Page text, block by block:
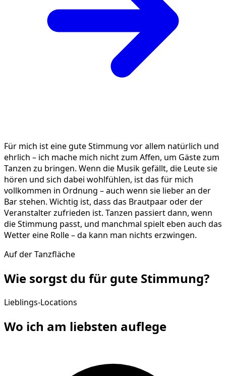
Für mich ist eine gute Stimmung vor allem natürlich und
ehrlich – ich mache mich nicht zum Affen, um Gäste zum
Tanzen zu bringen. Wenn die Musik gefällt, die Leute sie
hören und sich dabei wohlfühlen, ist das für mich
vollkommen in Ordnung – auch wenn sie lieber an der
Bar stehen. Wichtig ist, dass das Brautpaar oder der
Veranstalter zufrieden ist. Tanzen passiert dann, wenn
die Stimmung passt, und manchmal spielt eben auch das
Wetter eine Rolle – da kann man nichts erzwingen.
Auf der Tanzfläche
Wie sorgst du für gute Stimmung?
Lieblings-Locations
Wo ich am liebsten auflege